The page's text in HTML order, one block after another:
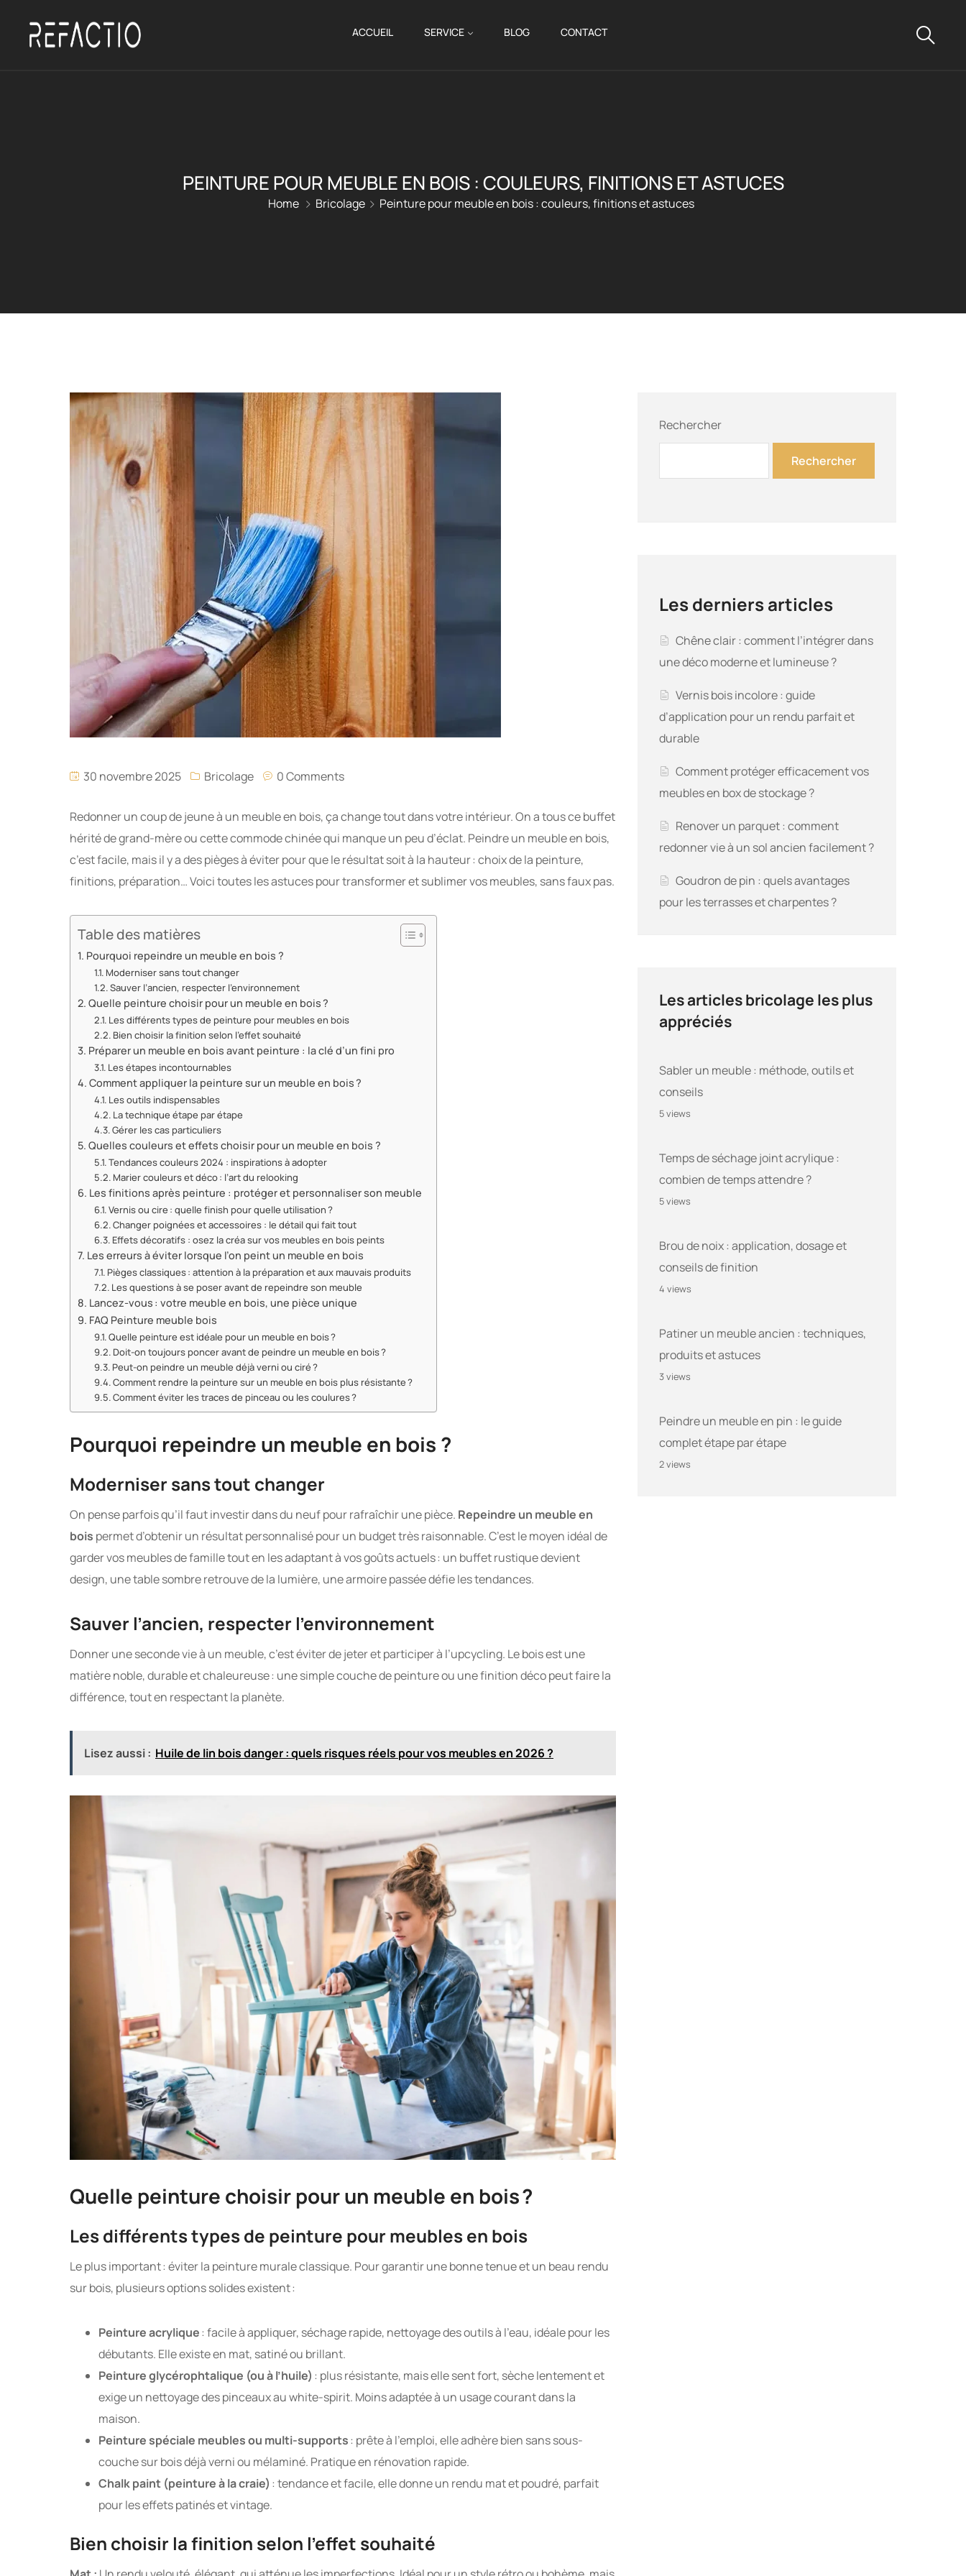
ACCUEIL SERVICE BLOG CONTACT
PEINTURE POUR MEUBLE EN BOIS : COULEURS, FINITIONS ET ASTUCES
Home Bricolage Peinture pour meuble en bois : couleurs, finitions et astuces
30 novembre 2025 Bricolage 0 Comments
Redonner un coup de jeune à un meuble en bois, ça change tout dans votre intérieur. On a tous ce buffet
hérité de grand-mère ou cette commode chinée qui manque un peu d’éclat. Peindre un meuble en bois,
c’est facile, mais il y a des pièges à éviter pour que le résultat soit à la hauteur : choix de la peinture,
finitions, préparation… Voici toutes les astuces pour transformer et sublimer vos meubles, sans faux pas.
Table des matières
Pourquoi repeindre un meuble en bois ?
Moderniser sans tout changer
Sauver l’ancien, respecter l’environnement
Quelle peinture choisir pour un meuble en bois ?
Les différents types de peinture pour meubles en bois
Bien choisir la finition selon l’effet souhaité
Préparer un meuble en bois avant peinture : la clé d’un fini pro
Les étapes incontournables
Comment appliquer la peinture sur un meuble en bois ?
Les outils indispensables
La technique étape par étape
Gérer les cas particuliers
Quelles couleurs et effets choisir pour un meuble en bois ?
Tendances couleurs 2024 : inspirations à adopter
Marier couleurs et déco : l’art du relooking
Les finitions après peinture : protéger et personnaliser son meuble
Vernis ou cire : quelle finish pour quelle utilisation ?
Changer poignées et accessoires : le détail qui fait tout
Effets décoratifs : osez la créa sur vos meubles en bois peints
Les erreurs à éviter lorsque l’on peint un meuble en bois
Pièges classiques : attention à la préparation et aux mauvais produits
Les questions à se poser avant de repeindre son meuble
Lancez-vous : votre meuble en bois, une pièce unique
FAQ Peinture meuble bois
Quelle peinture est idéale pour un meuble en bois ?
Doit-on toujours poncer avant de peindre un meuble en bois ?
Peut-on peindre un meuble déjà verni ou ciré ?
Comment rendre la peinture sur un meuble en bois plus résistante ?
Comment éviter les traces de pinceau ou les coulures ?
Pourquoi repeindre un meuble en bois ?
Moderniser sans tout changer
On pense parfois qu’il faut investir dans du neuf pour rafraîchir une pièce. Repeindre un meuble en
bois permet d’obtenir un résultat personnalisé pour un budget très raisonnable. C’est le moyen idéal de
garder vos meubles de famille tout en les adaptant à vos goûts actuels : un buffet rustique devient
design, une table sombre retrouve de la lumière, une armoire passée défie les tendances.
Sauver l’ancien, respecter l’environnement
Donner une seconde vie à un meuble, c’est éviter de jeter et participer à l’upcycling. Le bois est une
matière noble, durable et chaleureuse : une simple couche de peinture ou une finition déco peut faire la
différence, tout en respectant la planète.
Lisez aussi : Huile de lin bois danger : quels risques réels pour vos meubles en 2026 ?
Quelle peinture choisir pour un meuble en bois ?
Les différents types de peinture pour meubles en bois
Le plus important : éviter la peinture murale classique. Pour garantir une bonne tenue et un beau rendu
sur bois, plusieurs options solides existent :
Peinture acrylique: facile à appliquer, séchage rapide, nettoyage des outils à l’eau, idéale pour les
débutants. Elle existe en mat, satiné ou brillant.
Peinture glycérophtalique (ou à l’huile) : plus résistante, mais elle sent fort, sèche lentement et
exige un nettoyage des pinceaux au white-spirit. Moins adaptée à un usage courant dans la
maison.
Peinture spéciale meubles ou multi-supports: prête à l’emploi, elle adhère bien sans sous-
couche sur bois déjà verni ou mélaminé. Pratique en rénovation rapide.
Chalk paint (peinture à la craie) : tendance et facile, elle donne un rendu mat et poudré, parfait
pour les effets patinés et vintage.
Bien choisir la finition selon l’effet souhaité
Rechercher
Rechercher
Les derniers articles
Chêne clair : comment l’intégrer dans
une déco moderne et lumineuse ?
Vernis bois incolore : guide
d’application pour un rendu parfait et
durable
Comment protéger efficacement vos
meubles en box de stockage ?
Renover un parquet : comment
redonner vie à un sol ancien facilement ?
Goudron de pin : quels avantages
pour les terrasses et charpentes ?
Les articles bricolage les plus
appréciés
Sabler un meuble : méthode, outils et
conseils
5 views
Temps de séchage joint acrylique :
combien de temps attendre ?
5 views
Brou de noix : application, dosage et
conseils de finition
4 views
Patiner un meuble ancien : techniques,
produits et astuces
3 views
Peindre un meuble en pin : le guide
complet étape par étape
2 views